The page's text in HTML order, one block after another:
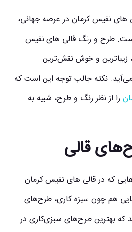
های نفیس کرمان در عرصه جهانی،
طرح و رنگ قالی‌ های نفیس
زیباترین و خوش نقش‌ترین
نکته جالب‌ توجه این است که
را از نظر رنگ و طرح، شبیه به
قالی
که در قالی‌ های نفیس کرمان
هم چون سبزه کاری، طرح‌های
که بهترین طرح‌های سبزی‌کاری در